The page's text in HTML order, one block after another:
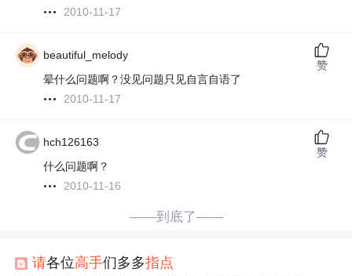
2010-11-17
beautiful_melody
晕什么问题啊？没见问题只见自言自语了
2010-11-17
赞
hch126163
什么问题啊？
2010-11-16
赞
——到底了——
请各位高手们多多指点